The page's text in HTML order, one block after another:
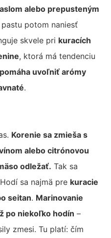
alebo prepusteným
potom naniesť
skvele pri kuracích
, ktorá má tendenciu
pomáha uvoľniť arómy
.
Korenie sa zmieša s
alebo citrónovou
odležať. Tak sa
sa najmä pre kuracie
seitan. Marinovanie
po niekoľko hodín –
zmesi. Tu platí: čím